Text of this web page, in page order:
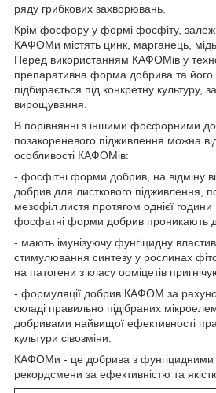
ряду грибкових захворювань.
Крім фосфору у формі фосфіту,
КАФОМи містять цинк, марганець,
Перед використанням КАФОМів у
препаративна форма добрива та його
підбирається під конкретну культуру,
вирощування.
В порівнянні з іншими фосфорними
позакореневого підживлення можна
особливості КАФОМів:
- фосфітні форми добрив, на відміну
добрив для листкового підживлення,
мезофіл листя протягом однієї години
фосфатні форми добрив проникають
- мають імунізуючу фунгіцидну
стимулювання синтезу у рослинах
на патогени з класу ооміцетів
- формуляції добрив КАФОМ за
складі правильно підібраних
добривами найвищої ефективності
культури сівозміни.
КАФОМи - це добрива з фунгіцидними
рекордсмени за ефективністю та